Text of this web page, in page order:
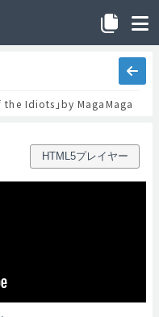
the Idiots」by MagaMaga
HTML5プレイヤー